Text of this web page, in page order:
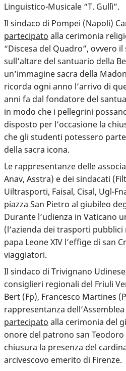
Linguistico-Musicale “T. Gullì”.
Il sindaco di Pompei (Napoli)
partecipato alla cerimonia
“Discesa del Quadro”, ovvero
sull’altare del santuario della
un’immagine sacra della
ricorda ogni anno l’arrivo di
anni fa dal fondatore del
in modo che i pellegrini
disposto per l’occasione la
che gli studenti potessero
della sacra icona.
Le rappresentanze delle
Anav, Asstra) e dei sindacati
Uiltrasporti, Faisal, Cisal, Ugl-
piazza San Pietro al giubileo
Durante l’udienza in Vaticano
(l’azienda dei trasporti
papa Leone XIV l’effige di san
viaggiatori.
Il sindaco di Trivignano
consiglieri regionali del Friuli
Bert (Fp), Francesco Martines
rappresentanza
partecipato alla cerimonia del
onore del patrono san
chiusura la presenza del
arcivescovo emerito di Firenze.